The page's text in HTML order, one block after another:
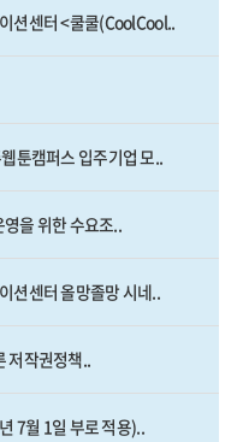
션센터 <쿨쿨(CoolCool..
툰캠퍼스 입주기업 모..
을 위한 수요조..
션센터 올망졸망 시네..
저작권정책..
7월 1일 부로 적용)..